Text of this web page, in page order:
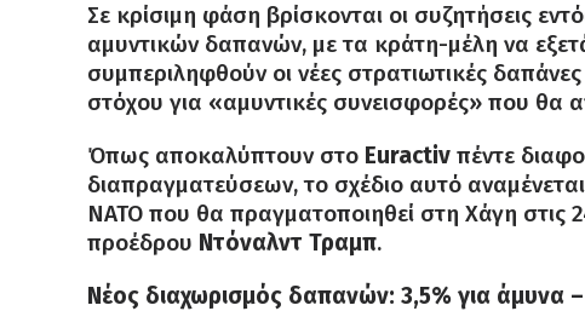
Σε κρίσιμη φάση βρίσκονται οι συζητήσεις
αμυντικών δαπανών, με τα κράτη-μέλη να
συμπεριληφθούν οι νέες στρατιωτικές
στόχου για «αμυντικές συνεισφορές» που θα
Όπως αποκαλύπτουν στο Euractiv πέντε
διαπραγματεύσεων, το σχέδιο αυτό
ΝΑΤΟ που θα πραγματοποιηθεί στη Χάγη στις
προέδρου Ντόναλντ Τραμπ.
Νέος διαχωρισμός δαπανών: 3,5% για άμυνα